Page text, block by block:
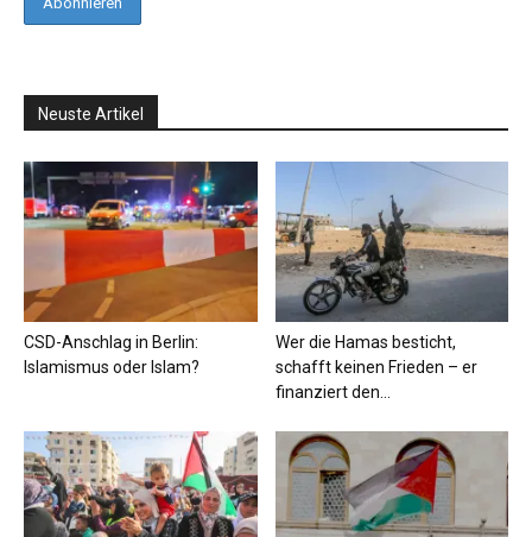
Neuste Artikel
CSD-Anschlag in Berlin:
Islamismus oder Islam?
Wer die Hamas besticht,
schafft keinen Frieden – er
finanziert den...